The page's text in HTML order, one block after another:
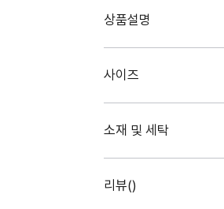
상품설명
사이즈
소재 및 세탁
리뷰()